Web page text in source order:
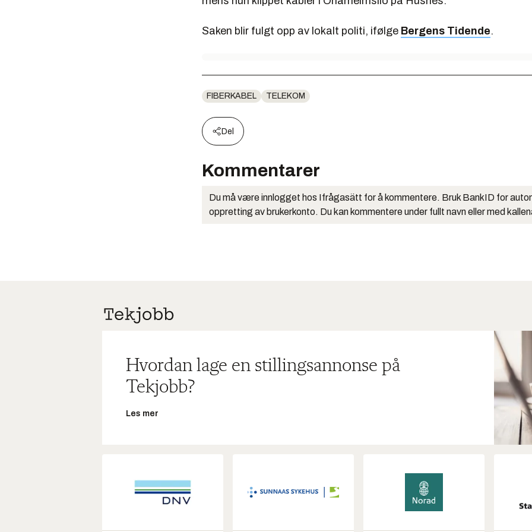
Saken blir fulgt opp av lokalt politi, ifølge Bergens Tidende.
FIBERKABEL TELEKOM
Del
Kommentarer
Du må være innlogget hos Ifrågasätt for å kommentere. Bruk BankID for
oppretting av brukerkonto. Du kan kommentere under fullt navn eller med
Hvordan lage en stillingsannonse på
Tekjobb?
Les mer